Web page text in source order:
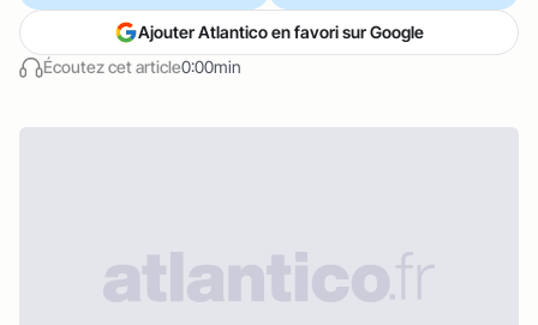
Écoutez cet article0:00min
Ajouter Atlantico en favori sur Google